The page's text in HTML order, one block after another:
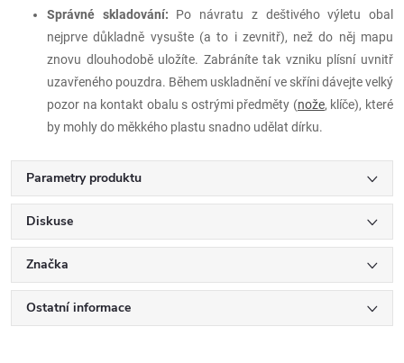
Správné skladování: Po návratu z deštivého výletu obal
nejprve důkladně vysušte (a to i zevnitř), než do něj mapu
znovu dlouhodobě uložíte. Zabráníte tak vzniku plísní uvnitř
uzavřeného pouzdra. Během uskladnění ve skříni dávejte velký
pozor na kontakt obalu s ostrými předměty (nože, klíče), které
by mohly do měkkého plastu snadno udělat dírku.
Parametry produktu
Diskuse
Značka
Ostatní informace